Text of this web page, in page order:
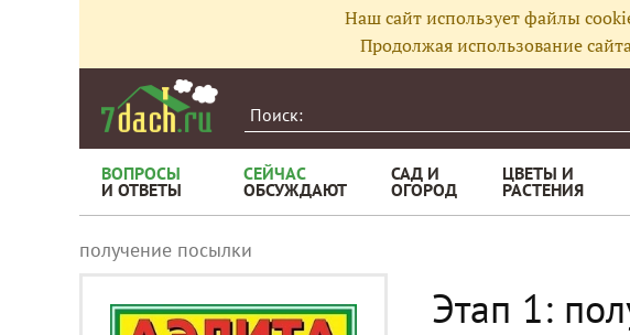
Наш сайт использует файлы
Продолжая использование
ВОПРОСЫ
И ОТВЕТЫ
СЕЙЧАС
ОБСУЖДАЮТ
САД И
ОГОРОД
ЦВЕТЫ И
РАСТЕНИЯ
получение посылки
Этап 1: